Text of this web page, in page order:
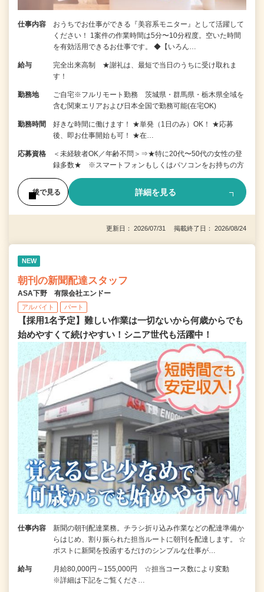
仕事内容
おうちでお仕事ができる『美容系モニター』として活躍して
ください！ 1案件の作業時間は5分〜10分程度。空いた時間
を有効活用できるお仕事です。 ◆【いろん…
給与
完全出来高制 ★謝礼は、最短で当日のうちに受け取れま
す！
勤務地
ご自宅※フルリモート勤務 茨城県・群馬県・栃木県全域を
含む関東エリアおよび日本全国で勤務可能(在宅OK)
勤務時間
好きな時間に働けます！ ★単発（1日のみ）OK！ ★応募
後、即お仕事開始も可！ ★在…
応募資格
＜未経験者OK／年齢不問＞⇒★特に20代〜50代の女性の登
録多数★ ※スマートフォンもしくはパソコンをお持ちの方
後で見る 詳細を見る
更新日： 2026/07/31 掲載終了日： 2026/08/24
NEW
朝刊の新聞配達スタッフ
ASA下野 有限会社エンドー
アルバイト パート
【採用1名予定】難しい作業は一切ないから何歳からでも
始めやすくて続けやすい！シニア世代も活躍中！
仕事内容
新聞の朝刊配達業務。チラシ折り込み作業などの配達準備か
らはじめ、割り振られた担当ルートに朝刊を配達します。 ☆
ポストに新聞を投函するだけのシンプルな仕事が…
給与
月給80,000円～155,000円 ☆担当コース数により変動
※詳細は下記をご覧くださ…